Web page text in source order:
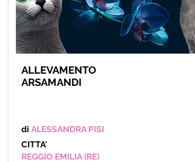
ALLEVAMENTO
ARSAMANDI
di ALESSANDRA PISI
CITTA'
REGGIO EMILIA (RE)